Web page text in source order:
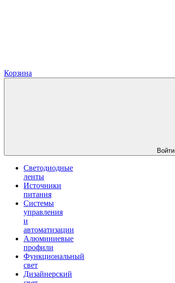
Корзина
Войти
Светодиодные
ленты
Источники
питания
Системы
управления
и
автоматизации
Алюминиевые
профили
Функциональный
свет
Дизайнерский